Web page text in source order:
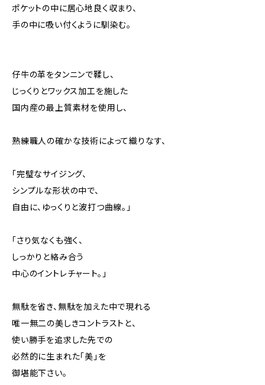
ポケットの中に居心地良く収まり、
手の中に吸い付くように馴染む。
仔牛の革をタンニンで鞣し、
じっくりとワックス加工を施した
国内産の最上質素材を使用し、
熟練職人の確かな技術によって織りなす、
「完璧なサイジング、
シンプルな形状の中で、
自由に、ゆっくりと波打つ曲線。」
「さり気なくも強く、
しっかりと絡み合う
中心のイントレチャート。」
無駄を省き、無駄を加えた中で現れる
唯一無二の美しきコントラストと、
使い勝手を追求した先での
必然的に生まれた「美」を
御堪能下さい。